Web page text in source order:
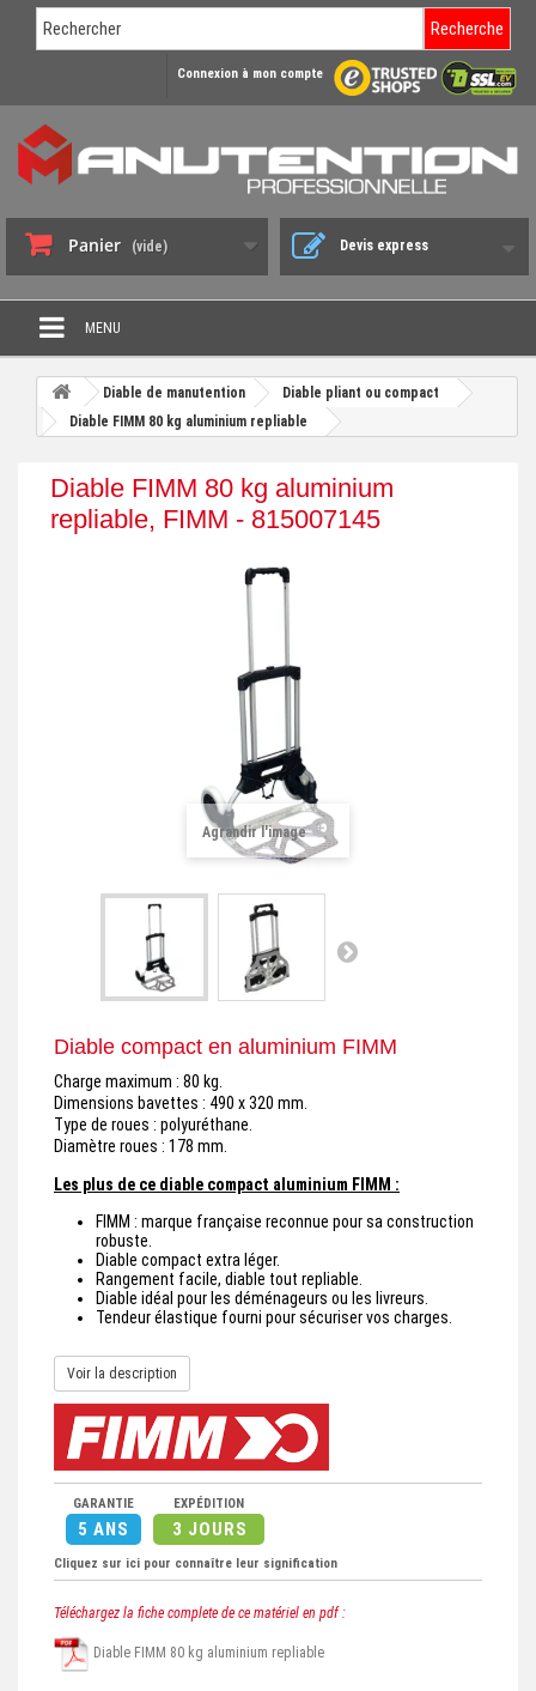
Recherche
Connexion à mon compte
Panier (vide) Devis express
MENU
PROMO DÉSTOCKAGE
CHARIOT DE MANUTENTION
BENNE BASCULANTE
Diable de manutention
Diable pliant ou compact
Diable FIMM 80 kg aluminium repliable
Diable FIMM 80 kg aluminium
repliable, FIMM - 815007145
Agrandir l'image
Diable compact en aluminium FIMM
Charge maximum : 80 kg.
Dimensions bavettes : 490 x 320 mm.
Type de roues : polyuréthane.
Diamètre roues : 178 mm.
Les plus de ce diable compact aluminium FIMM :
FIMM : marque française reconnue pour sa construction
robuste.
Diable compact extra léger.
Rangement facile, diable tout repliable.
Diable idéal pour les déménageurs ou les livreurs.
Tendeur élastique fourni pour sécuriser vos charges.
Voir la description
GARANTIE
5 ANS
EXPÉDITION
3 JOURS
Cliquez sur ici pour connaître leur signification
Téléchargez la fiche complete de ce matériel en pdf :
Diable FIMM 80 kg aluminium repliable